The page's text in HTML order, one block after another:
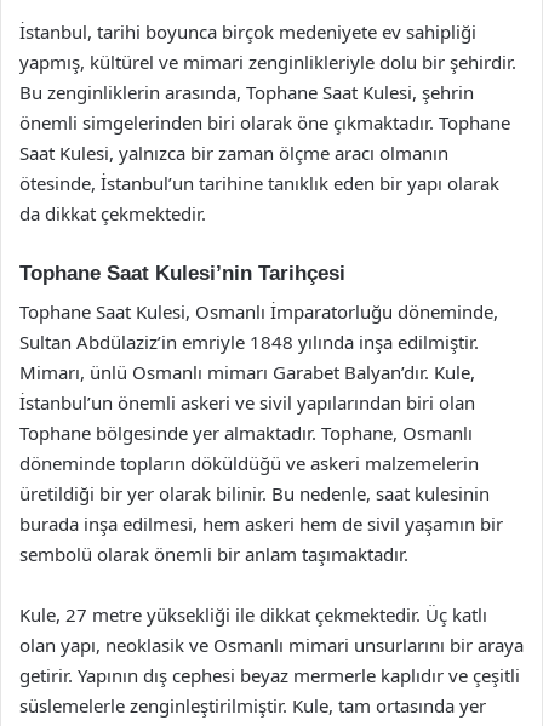
İstanbul, tarihi boyunca birçok medeniyete ev sahipliği
yapmış, kültürel ve mimari zenginlikleriyle dolu bir şehirdir.
Bu zenginliklerin arasında, Tophane Saat Kulesi, şehrin
önemli simgelerinden biri olarak öne çıkmaktadır. Tophane
Saat Kulesi, yalnızca bir zaman ölçme aracı olmanın
ötesinde, İstanbul’un tarihine tanıklık eden bir yapı olarak
da dikkat çekmektedir.
Tophane Saat Kulesi’nin Tarihçesi
Tophane Saat Kulesi, Osmanlı İmparatorluğu döneminde,
Sultan Abdülaziz’in emriyle 1848 yılında inşa edilmiştir.
Mimarı, ünlü Osmanlı mimarı Garabet Balyan’dır. Kule,
İstanbul’un önemli askeri ve sivil yapılarından biri olan
Tophane bölgesinde yer almaktadır. Tophane, Osmanlı
döneminde topların döküldüğü ve askeri malzemelerin
üretildiği bir yer olarak bilinir. Bu nedenle, saat kulesinin
burada inşa edilmesi, hem askeri hem de sivil yaşamın bir
sembolü olarak önemli bir anlam taşımaktadır.
Kule, 27 metre yüksekliği ile dikkat çekmektedir. Üç katlı
olan yapı, neoklasik ve Osmanlı mimari unsurlarını bir araya
getirir. Yapının dış cephesi beyaz mermerle kaplıdır ve çeşitli
süslemelerle zenginleştirilmiştir. Kule, tam ortasında yer